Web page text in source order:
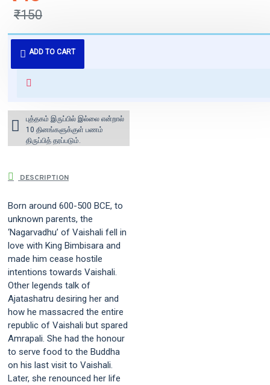
₹150
ADD TO CART
புத்தகம் 3 - 7 நாட்களில் அனுப்பி
வைக்கப்படும்.
for orders above ₹1000 within
புத்தகம் இருப்பில் இல்லை என்றால்
10 தினங்களுக்குள் பணம்
திருப்பித் தரப்படும்.
DESCRIPTION
Born around 600-500 BCE, to
unknown parents, the
‘Nagarvadhu’ of Vaishali fell in
love with King Bimbisara and
made him cease hostile
intentions towards Vaishali.
Other legends talk of
Ajatashatru desiring her and
how he massacred the entire
republic of Vaishali but spared
Amrapali. She had the honour
to serve food to the Buddha
on his last visit to Vaishali.
Later, she renounced her life